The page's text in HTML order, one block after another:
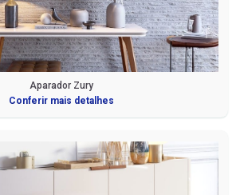
Aparador Zury
Conferir mais detalhes